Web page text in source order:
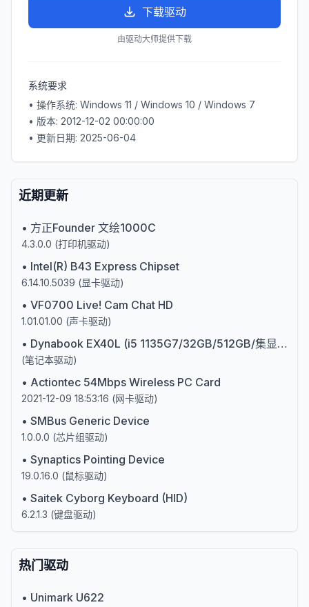
下载驱动
由驱动大师提供下载
系统要求
• 操作系统: Windows 11 / Windows 10 / Windows 7
• 版本: 2012-12-02 00:00:00
• 更新日期: 2025-06-04
近期更新
• 方正Founder 文绘1000C
4.3.0.0 (打印机驱动)
• Intel(R) B43 Express Chipset
6.14.10.5039 (显卡驱动)
• VF0700 Live! Cam Chat HD
1.01.01.00 (声卡驱动)
• Dynabook EX40L (i5 1135G7/32GB/512GB/集显)第十一代英特尔酷睿i5
(笔记本驱动)
• Actiontec 54Mbps Wireless PC Card
2021-12-09 18:53:16 (网卡驱动)
• SMBus Generic Device
1.0.0.0 (芯片组驱动)
• Synaptics Pointing Device
19.0.16.0 (鼠标驱动)
• Saitek Cyborg Keyboard (HID)
6.2.1.3 (键盘驱动)
热门驱动
• Unimark U622